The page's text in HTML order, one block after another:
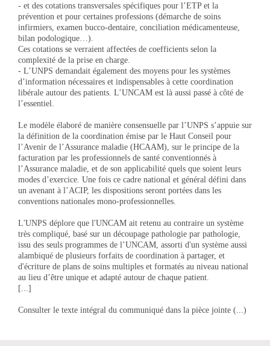
- et des cotations transversales spécifiques pour l’ETP et la
prévention et pour certaines professions (démarche de soins
infirmiers, examen bucco-dentaire, conciliation médicamenteuse,
bilan podologique…).
Ces cotations se verraient affectées de coefficients selon la
complexité de la prise en charge.
- L’UNPS demandait également des moyens pour les systèmes
d’information nécessaires et indispensables à cette coordination
libérale autour des patients. L’UNCAM est là aussi passé à côté de
l’essentiel.
Le modèle élaboré de manière consensuelle par l’UNPS s’appuie sur
la définition de la coordination émise par le Haut Conseil pour
l’Avenir de l’Assurance maladie (HCAAM), sur le principe de la
facturation par les professionnels de santé conventionnés à
l’Assurance maladie, et de son applicabilité quels que soient leurs
modes d’exercice. Une fois ce cadre national et général défini dans
un avenant à l’ACIP, les dispositions seront portées dans les
conventions nationales mono-professionnelles.
L'UNPS déplore que l'UNCAM ait retenu au contraire un système
très compliqué, basé sur un découpage pathologie par pathologie,
issu des seuls programmes de l’UNCAM, assorti d'un système aussi
alambiqué de plusieurs forfaits de coordination à partager, et
d'écriture de plans de soins multiples et formatés au niveau national
au lieu d’être unique et adapté autour de chaque patient.
[...]
Consulter le texte intégral du communiqué dans la pièce jointe (...)